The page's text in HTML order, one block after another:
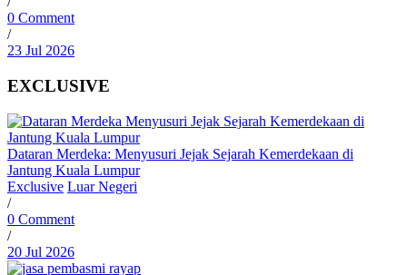
0 Comment
/
23 Jul 2026
EXCLUSIVE
Dataran Merdeka: Menyusuri Jejak Sejarah Kemerdekaan di
Jantung Kuala Lumpur
Exclusive Luar Negeri
/
0 Comment
/
20 Jul 2026